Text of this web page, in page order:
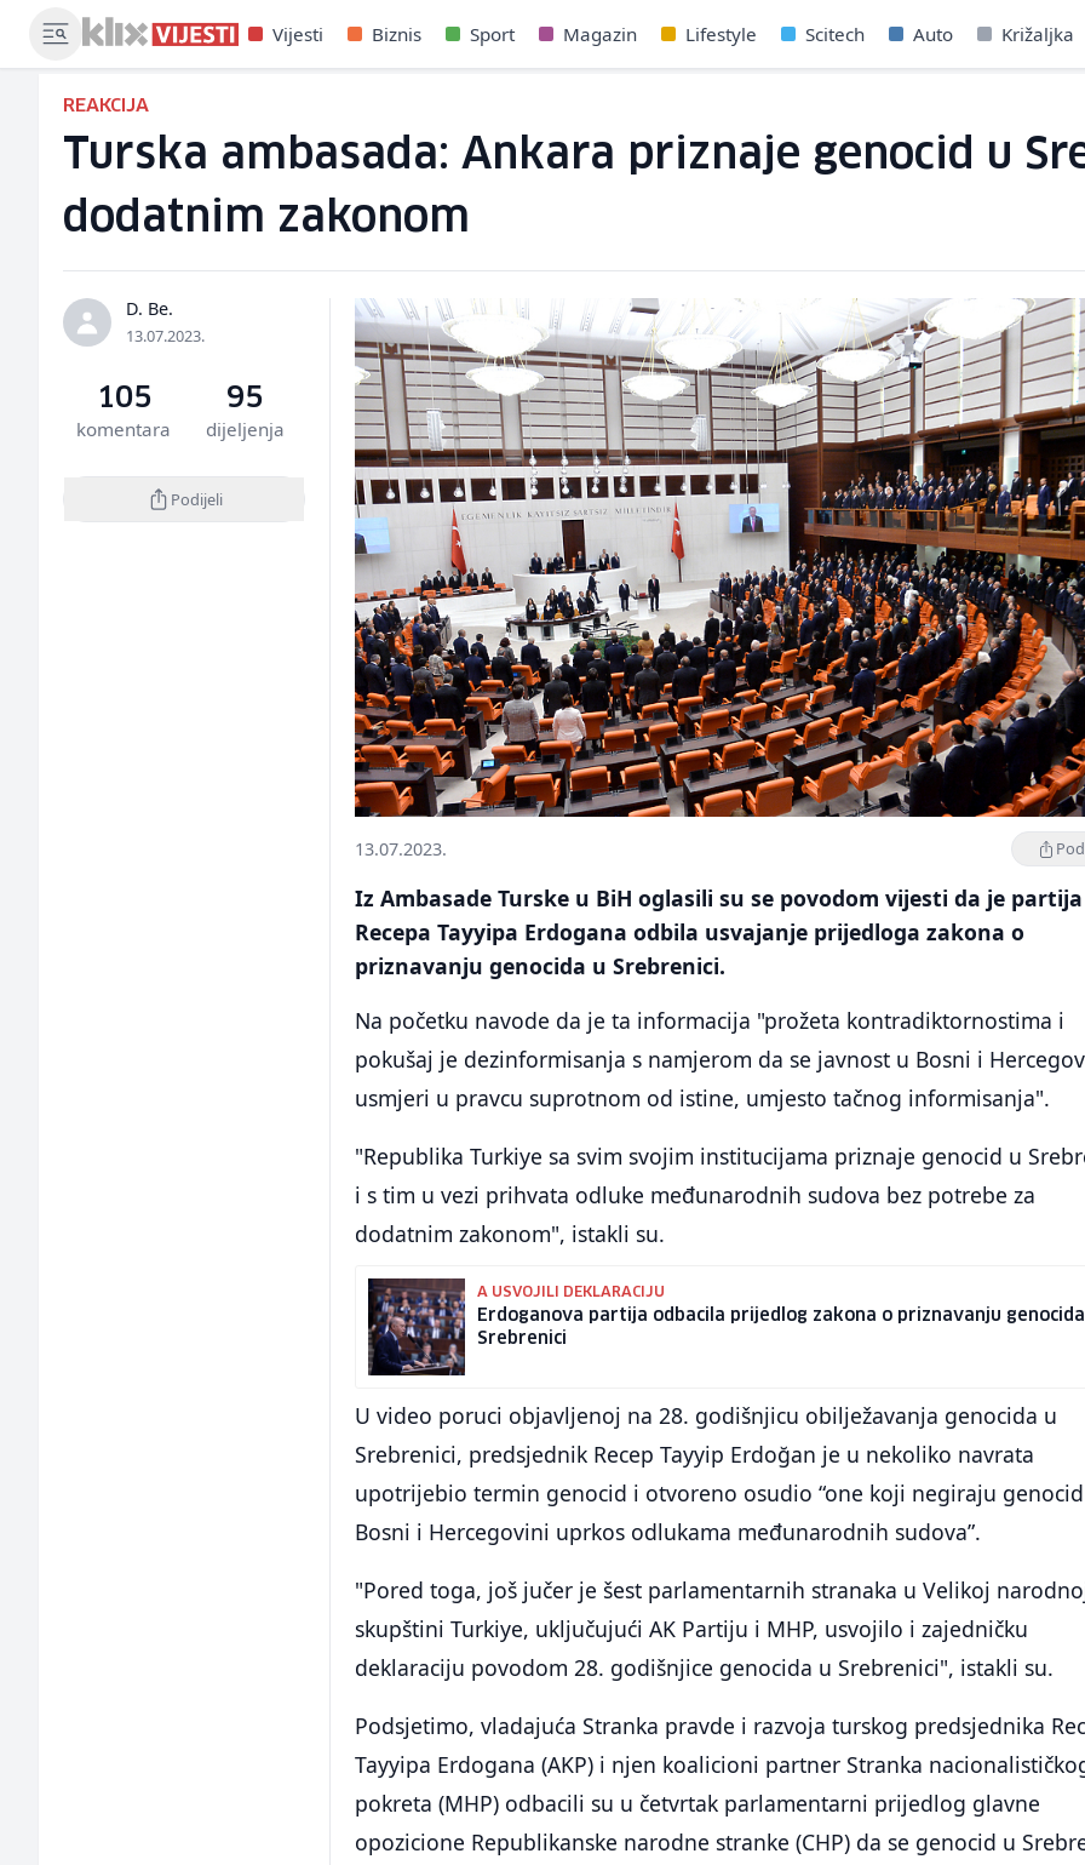
Vijesti Biznis Sport Magazin Lifestyle Scitech Auto Križaljka
REAKCIJA
Turska ambasada: Ankara priznaje genocid u
dodatnim zakonom
D. Be.
13.07.2023.
105
komentara
95
dijeljenja
Podijeli
13.07.2023.
Iz Ambasade Turske u BiH oglasili su se povodom vijesti da je partija
Recepa Tayyipa Erdogana odbila usvajanje prijedloga zakona o
priznavanju genocida u Srebrenici.
Na početku navode da je ta informacija "prožeta kontradiktornostima i
pokušaj je dezinformisanja s namjerom da se javnost u Bosni i
usmjeri u pravcu suprotnom od istine, umjesto tačnog informisanja".
"Republika Turkiye sa svim svojim institucijama priznaje genocid u
i s tim u vezi prihvata odluke međunarodnih sudova bez potrebe za
dodatnim zakonom", istakli su.
A USVOJILI DEKLARACIJU
Erdoganova partija odbacila prijedlog zakona o priznavanju
Srebrenici
U video poruci objavljenoj na 28. godišnjicu obilježavanja genocida u
Srebrenici, predsjednik Recep Tayyip Erdoğan je u nekoliko navrata
upotrijebio termin genocid i otvoreno osudio “one koji negiraju
Bosni i Hercegovini uprkos odlukama međunarodnih sudova”.
"Pored toga, još jučer je šest parlamentarnih stranaka u Velikoj
skupštini Turkiye, uključujući AK Partiju i MHP, usvojilo i zajedničku
deklaraciju povodom 28. godišnjice genocida u Srebrenici", istakli su.
Podsjetimo, vladajuća Stranka pravde i razvoja turskog predsjednika
Tayyipa Erdogana (AKP) i njen koalicioni partner Stranka
pokreta (MHP) odbacili su u četvrtak parlamentarni prijedlog glavne
opozicione Republikanske narodne stranke (CHP) da se genocid u